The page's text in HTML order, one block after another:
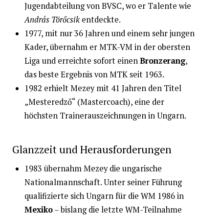
Jugendabteilung von BVSC, wo er Talente wie
András Törőcsikentdeckte.
1977, mit nur 36 Jahren und einem sehr jungen
Kader, übernahm er MTK-VM in der obersten
Liga und erreichte sofort einenBronzerang,
das beste Ergebnis von MTK seit 1963.
1982 erhielt Mezey mit 41 Jahren den Titel
„Mesteredző“ (Mastercoach), eine der
höchsten Trainerauszeichnungen in Ungarn.
Glanzzeit und Herausforderungen
1983 übernahm Mezey die ungarische
Nationalmannschaft. Unter seiner Führung
qualifizierte sich Ungarn für die WM 1986 in
Mexiko– bislang die letzte WM-Teilnahme